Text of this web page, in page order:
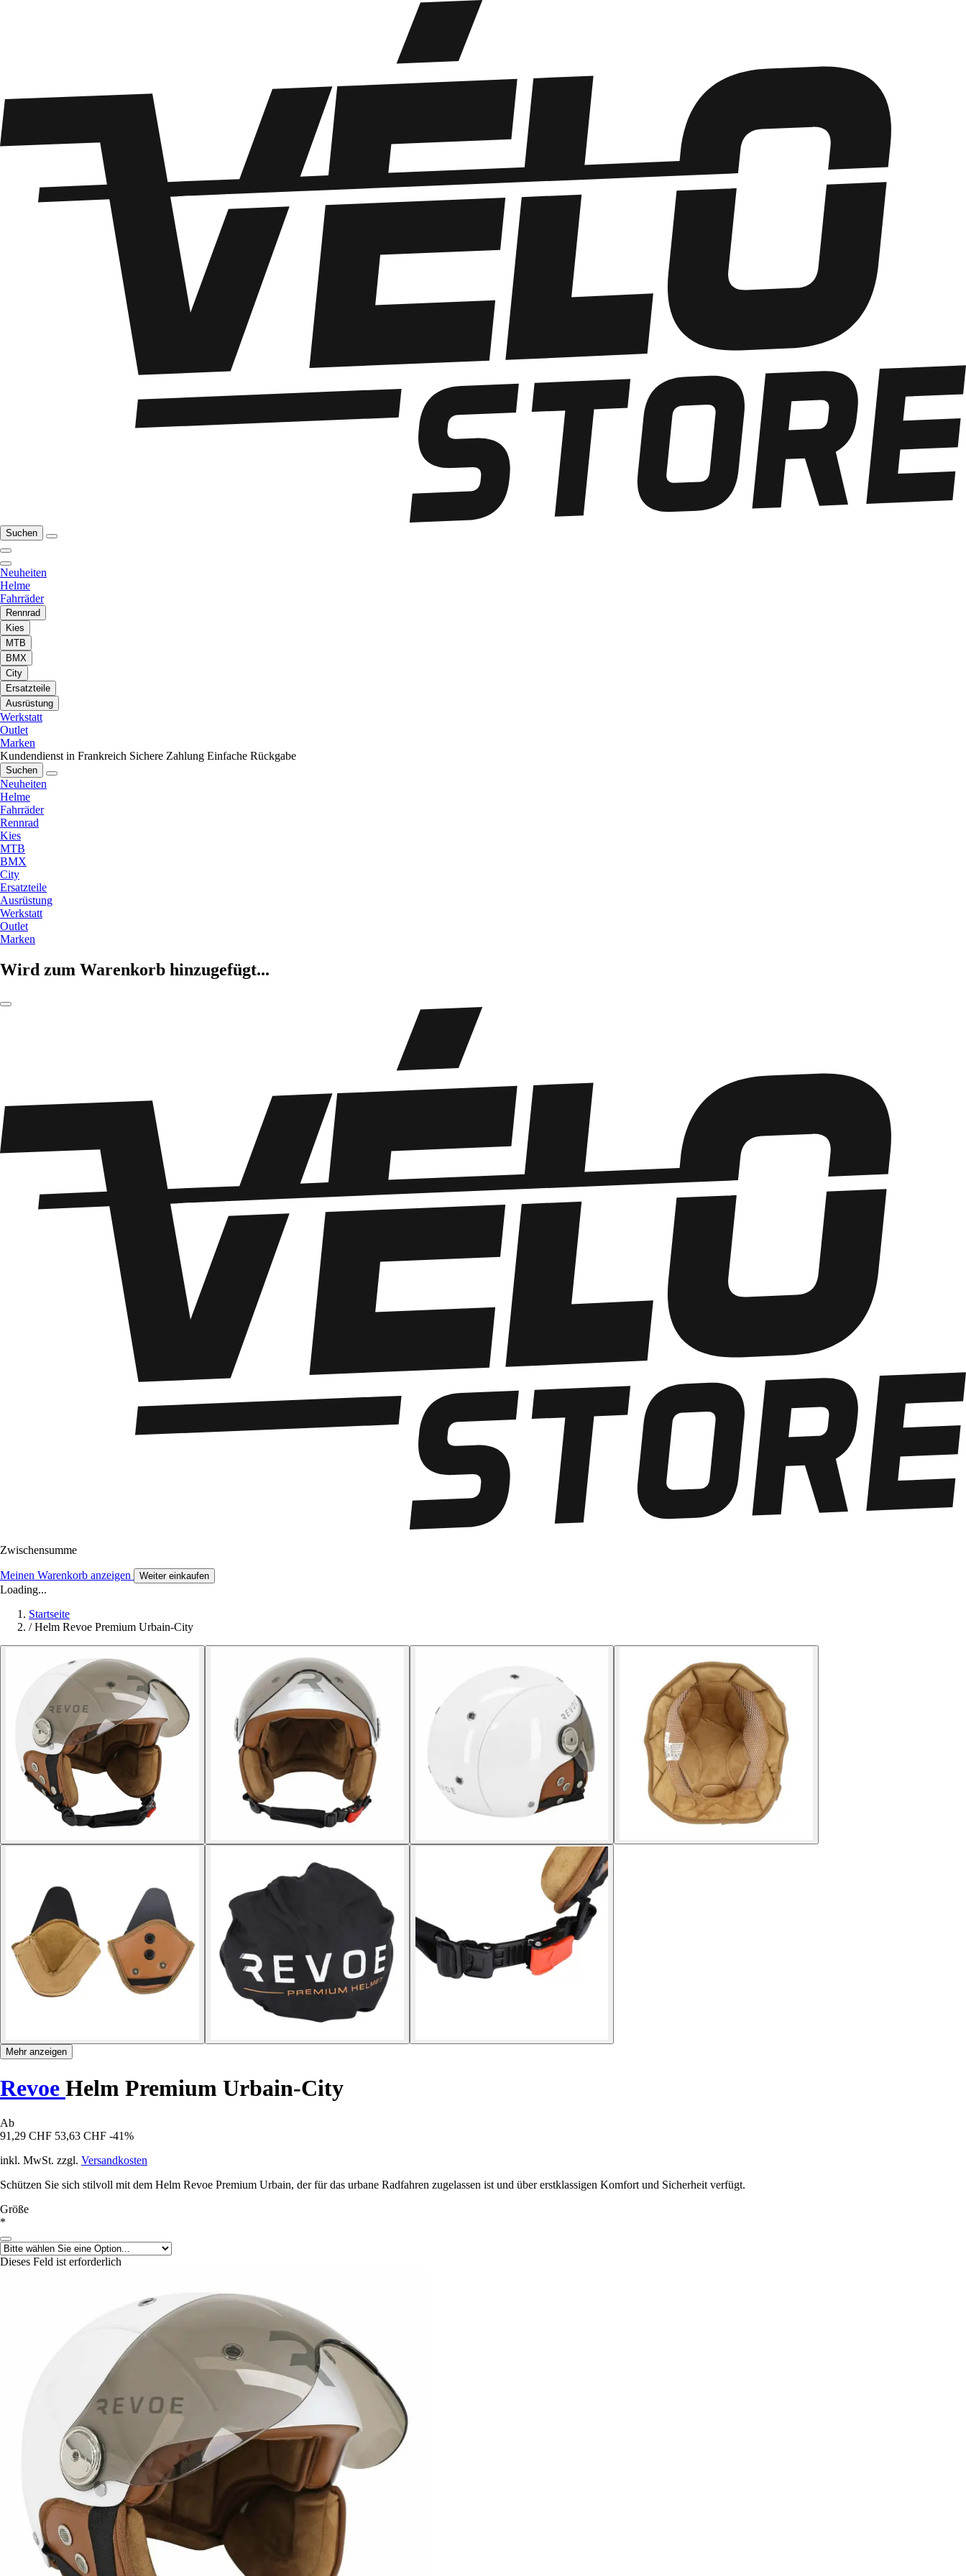
Suchen
Neuheiten
Helme
Fahrräder
Rennrad
Kies
MTB
BMX
City
Ersatzteile
Ausrüstung
Werkstatt
Outlet
Marken
Kundendienst in Frankreich Sichere Zahlung Einfache Rückgabe
Suchen
Neuheiten
Helme
Fahrräder
Rennrad
Kies
MTB
BMX
City
Ersatzteile
Ausrüstung
Werkstatt
Outlet
Marken
Wird zum Warenkorb hinzugefügt...
Zwischensumme
Meinen Warenkorb anzeigen Weiter einkaufen
Loading...
Startseite
/ Helm Revoe Premium Urbain-City
Mehr anzeigen
Revoe Helm Premium Urbain-City
Ab
91,29 CHF 53,63 CHF -41%
inkl. MwSt. zzgl. Versandkosten
Schützen Sie sich stilvoll mit dem Helm Revoe Premium Urbain, der für das urbane Radfahren zugelassen ist und über erstklassigen Komfort und Sicherheit verfügt.
Größe
*
Dieses Feld ist erforderlich